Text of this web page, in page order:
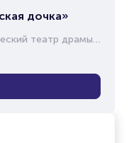
дочка»
драмы им. М.Горького